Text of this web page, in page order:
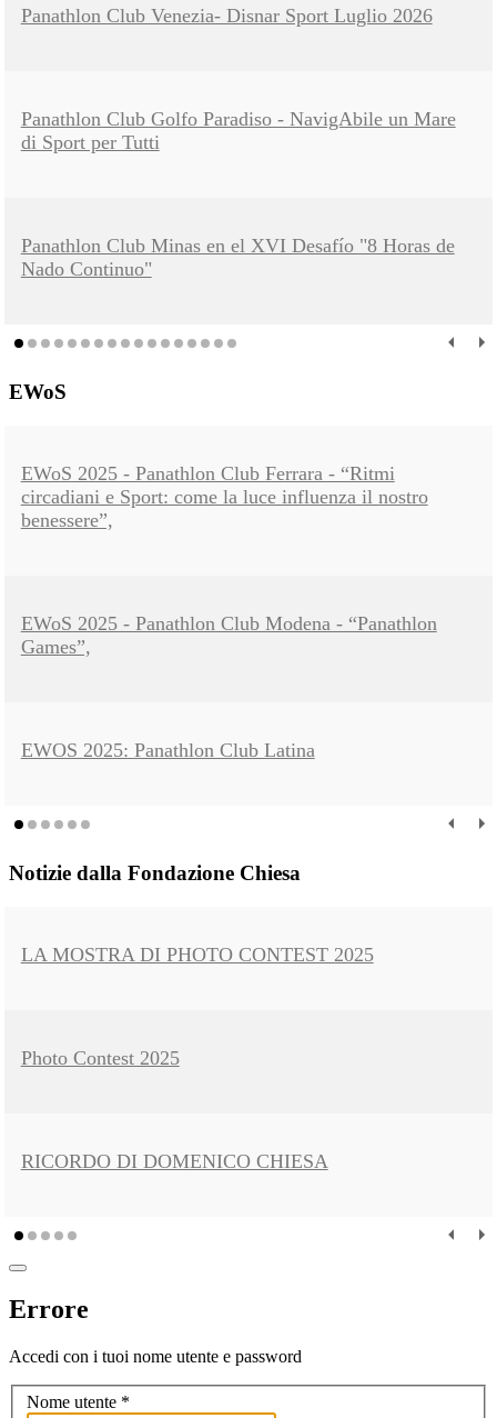
Panathlon Club Venezia- Disnar Sport Luglio 2026
Panathlon Club Golfo Paradiso - NavigAbile un Mare
di Sport per Tutti
Panathlon Club Minas en el XVI Desafío "8 Horas de
Nado Continuo"
EWoS
EWoS 2025 - Panathlon Club Ferrara - “Ritmi
circadiani e Sport: come la luce influenza il nostro
benessere”,
EWoS 2025 - Panathlon Club Modena - “Panathlon
Games”,
EWOS 2025: Panathlon Club Latina
Notizie dalla Fondazione Chiesa
LA MOSTRA DI PHOTO CONTEST 2025
Photo Contest 2025
RICORDO DI DOMENICO CHIESA
Errore
Accedi con i tuoi nome utente e password
Nome utente *